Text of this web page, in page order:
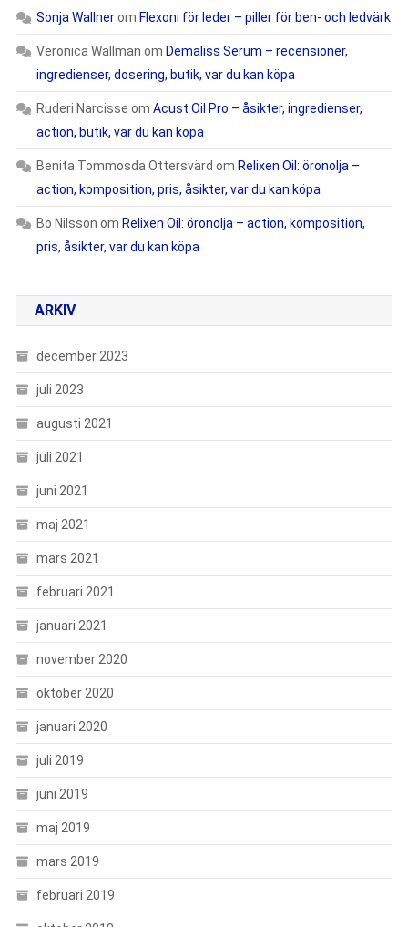
Sonja Wallnerom Flexoni för leder – piller för ben- och ledvärk
Veronica Wallman om Demaliss Serum – recensioner,
ingredienser, dosering, butik, var du kan köpa
Ruderi Narcisse om Acust Oil Pro – åsikter, ingredienser,
action, butik, var du kan köpa
Benita Tommosda Ottersvärd om Relixen Oil: öronolja –
action, komposition, pris, åsikter, var du kan köpa
Bo Nilsson om Relixen Oil: öronolja – action, komposition,
pris, åsikter, var du kan köpa
ARKIV
december 2023
juli 2023
augusti 2021
juli 2021
juni 2021
maj 2021
mars 2021
februari 2021
januari 2021
november 2020
oktober 2020
januari 2020
juli 2019
juni 2019
maj 2019
mars 2019
februari 2019